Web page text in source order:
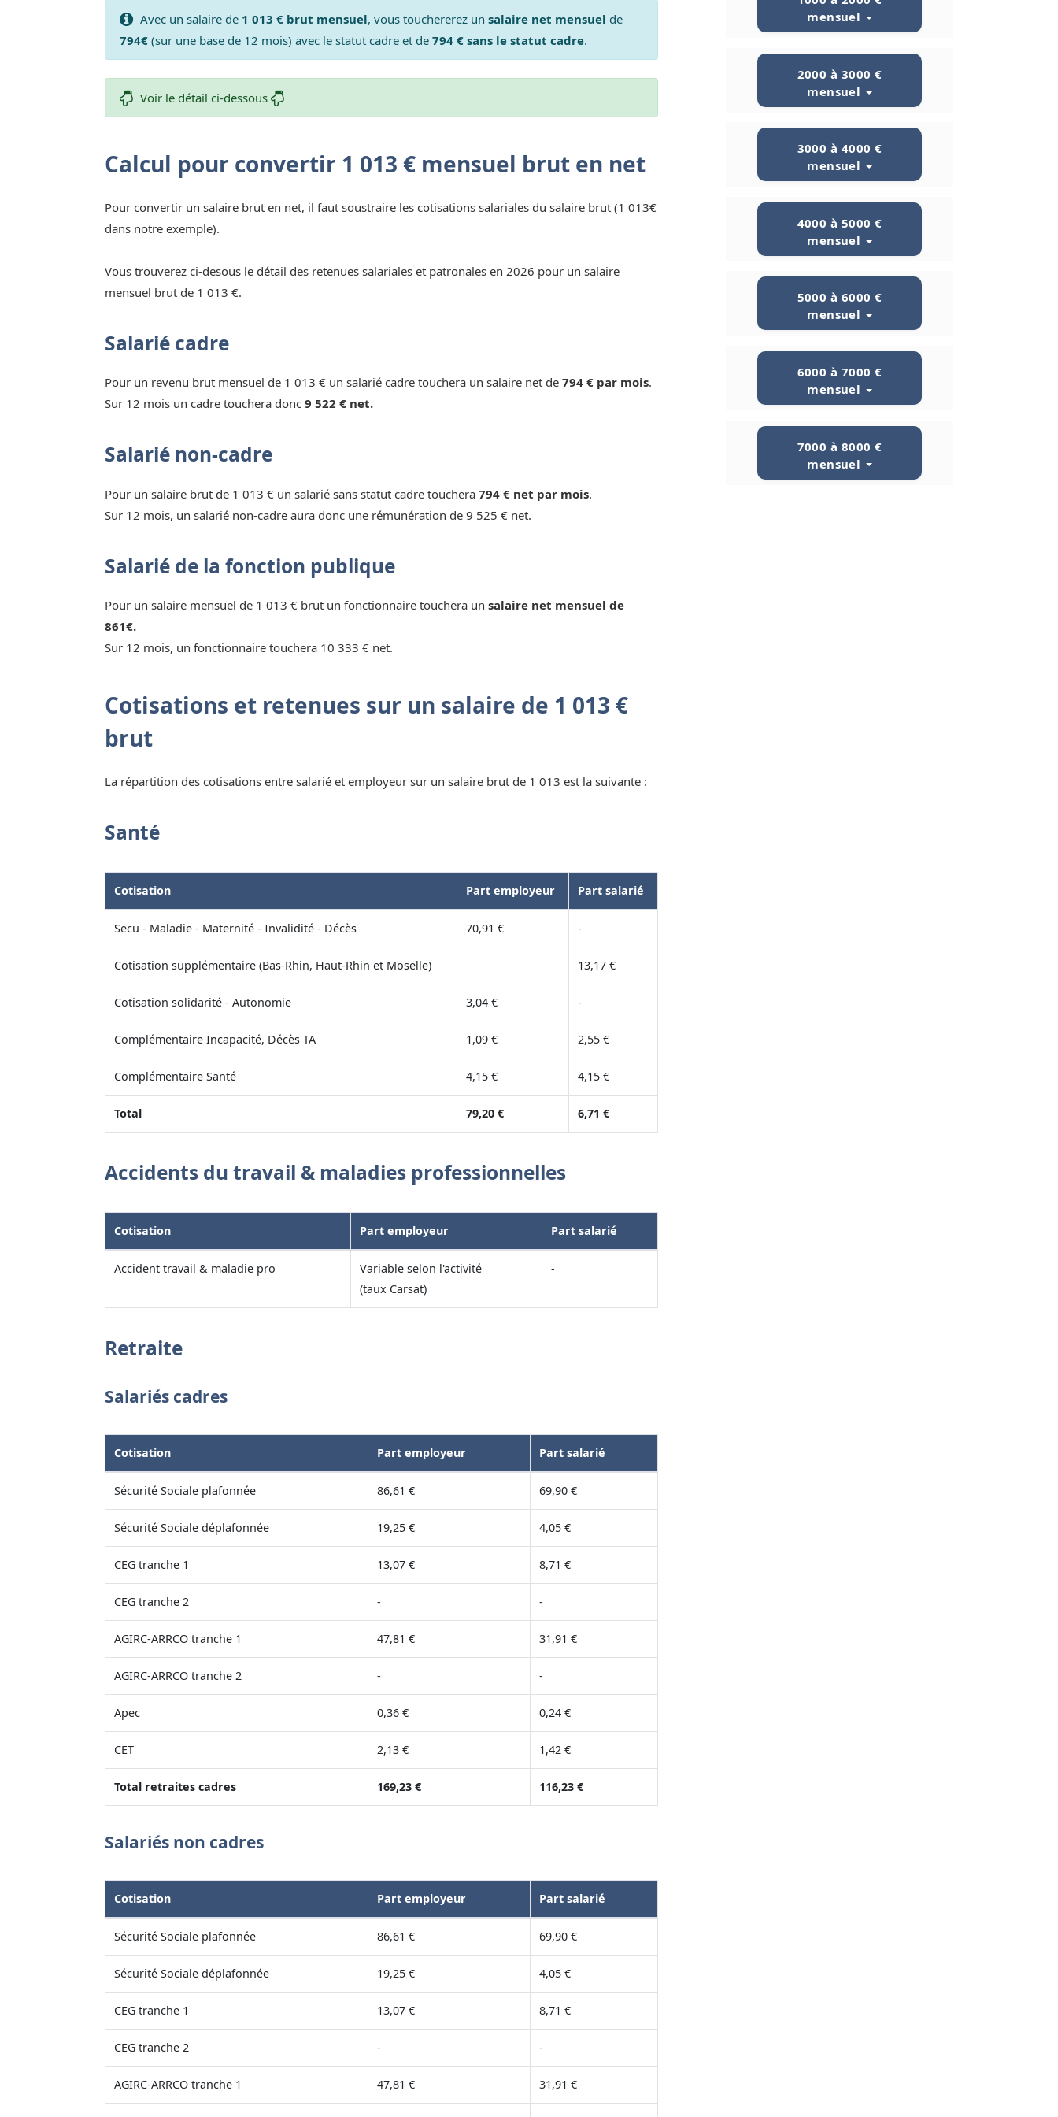
Avec un salaire de 1 013 € brut mensuel, vous touchererez un salaire net mensuel de
794€(sur une base de 12 mois) avec le statut cadre et de 794 € sans le statut cadre.
Voir le détail ci-dessous
Calcul pour convertir 1 013 € mensuel brut en net
Pour convertir un salaire brut en net, il faut soustraire les cotisations salariales du salaire brut (1 013€
dans notre exemple).
Vous trouverez ci-desous le détail des retenues salariales et patronales en 2026 pour un salaire
mensuel brut de 1 013 €.
Salarié cadre
Pour un revenu brut mensuel de 1 013 € un salarié cadre touchera un salaire net de 794 € par mois.
Sur 12 mois un cadre touchera donc 9 522 € net.
Salarié non-cadre
Pour un salaire brut de 1 013 € un salarié sans statut cadre touchera 794 € net par mois.
Sur 12 mois, un salarié non-cadre aura donc une rémunération de 9 525 € net.
Salarié de la fonction publique
Pour un salaire mensuel de 1 013 € brut un fonctionnaire touchera un salaire net mensuel de
861€.
Sur 12 mois, un fonctionnaire touchera 10 333 € net.
Cotisations et retenues sur un salaire de 1 013 €
brut
La répartition des cotisations entre salarié et employeur sur un salaire brut de 1 013 est la suivante :
Santé
Cotisation Part employeur Part salarié
Secu - Maladie - Maternité - Invalidité - Décès 70,91 € -
Cotisation supplémentaire (Bas-Rhin, Haut-Rhin et Moselle) 13,17 €
Cotisation solidarité - Autonomie 3,04 € -
Complémentaire Incapacité, Décès TA 1,09 € 2,55 €
Complémentaire Santé 4,15 € 4,15 €
Total 79,20 € 6,71 €
Accidents du travail & maladies professionnelles
Cotisation Part employeur Part salarié
Accident travail & maladie pro
Variable selon l'activité
(taux Carsat)
-
Retraite
Salariés cadres
Cotisation Part employeur Part salarié
Sécurité Sociale plafonnée 86,61 € 69,90 €
Sécurité Sociale déplafonnée 19,25 € 4,05 €
CEG tranche 1 13,07 € 8,71 €
CEG tranche 2 - -
AGIRC-ARRCO tranche 1 47,81 € 31,91 €
AGIRC-ARRCO tranche 2 - -
Apec 0,36 € 0,24 €
CET 2,13 € 1,42 €
Total retraites cadres 169,23 € 116,23 €
Salariés non cadres
Cotisation Part employeur Part salarié
Sécurité Sociale plafonnée 86,61 € 69,90 €
Sécurité Sociale déplafonnée 19,25 € 4,05 €
CEG tranche 1 13,07 € 8,71 €
CEG tranche 2 - -
AGIRC-ARRCO tranche 1 47,81 € 31,91 €
mensuel
2000 à 3000 €
mensuel
3000 à 4000 €
mensuel
4000 à 5000 €
mensuel
5000 à 6000 €
mensuel
6000 à 7000 €
mensuel
7000 à 8000 €
mensuel